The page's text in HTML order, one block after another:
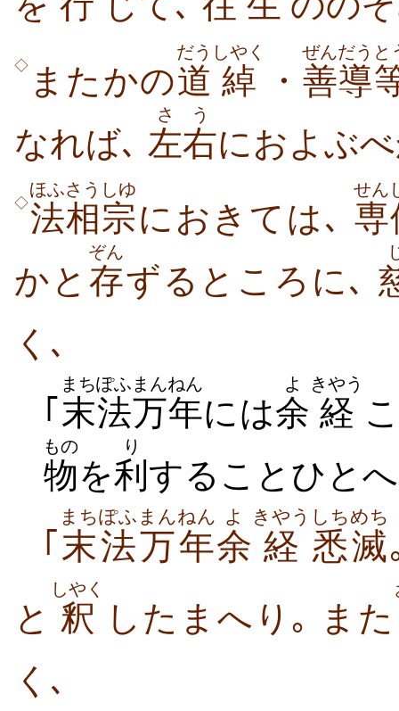
◇ またかの道
だう
綽
しやく
・ 善導
ぜんだう と
なれば､ 左右
さう
におよぶ
◇法相
ほふさう
宗
しゆ
におきては､ 専
せん
かと 存
ぞん
ずるところに､
く､
｢ 末法
まちぽふ
万年
まんねん
には余
よ
経
きやう
物
もの
を利
り
することひと
｢ 末法
まちぽふ
万年
まんねん
余
よ
経
きやう
悉
しち
滅
めち
と 釈
しやく
したまへり｡ また
く､